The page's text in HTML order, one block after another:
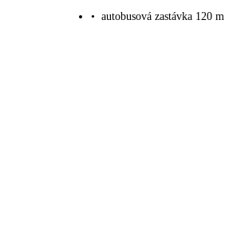
• autobusová zastávka 120 m